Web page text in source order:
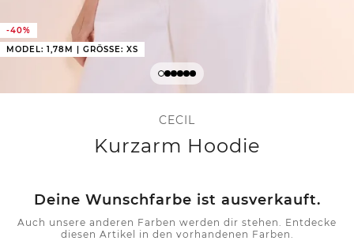
-40%
MODEL: 1,78M | GRÖSSE: XS
CECIL
Kurzarm Hoodie
Deine Wunschfarbe ist ausverkauft.
Auch unsere anderen Farben werden dir stehen. Entdecke
diesen Artikel in den vorhandenen Farben.